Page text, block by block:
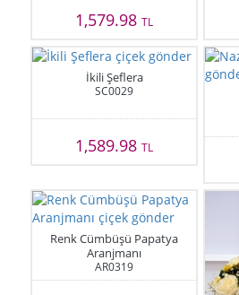
1,579.98TL
İkili Şeflera
SC0029
1,589.98TL
Renk Cümbüşü Papatya
Aranjmanı
AR0319